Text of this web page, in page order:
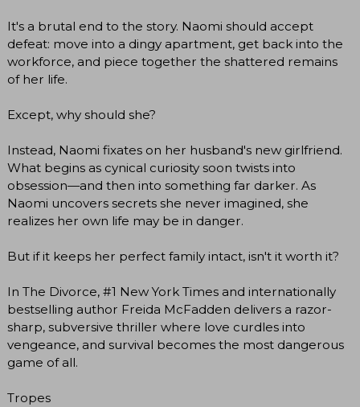
It's a brutal end to the story. Naomi should accept
defeat: move into a dingy apartment, get back into the
workforce, and piece together the shattered remains
of her life.
Except, why should she?
Instead, Naomi fixates on her husband's new girlfriend.
What begins as cynical curiosity soon twists into
obsession—and then into something far darker. As
Naomi uncovers secrets she never imagined, she
realizes her own life may be in danger.
But if it keeps her perfect family intact, isn't it worth it?
In The Divorce, #1 New York Times and internationally
bestselling author Freida McFadden delivers a razor-
sharp, subversive thriller where love curdles into
vengeance, and survival becomes the most dangerous
game of all.
Tropes